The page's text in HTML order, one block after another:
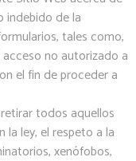
indebido de la
tales como,
no autorizado a
el fin de proceder a
todos aquellos
ley, el respeto a la
xenófobos,